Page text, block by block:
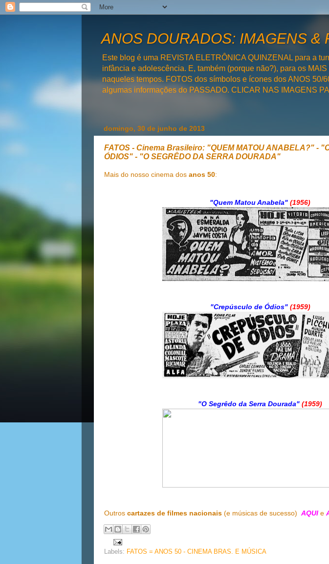
ANOS DOURADOS: IMAGENS &
Este blog é uma REVISTA ELETRÔNICA QUINZENAL para a
infância e adolescência. E, também (porque não?), para os
naqueles tempos. FOTOS dos símbolos e ícones dos ANOS
algumas informações do PASSADO. CLICAR NAS IMAGENS
domingo, 30 de junho de 2013
FATOS - Cinema Brasileiro: "QUEM MATOU ANABELA?" -
ÓDIOS" - "O SEGRÊDO DA SERRA DOURADA"
Mais do nosso cinema dos anos 50:
"Quem Matou Anabela" (1956)
"Crepúsculo de Ódios" (1959)
"O Segrêdo da Serra Dourada" (1959)
Outros cartazes de filmes nacionais (e músicas de sucesso) AQUI e
Labels: FATOS = ANOS 50 - CINEMA BRAS. E MÚSICA